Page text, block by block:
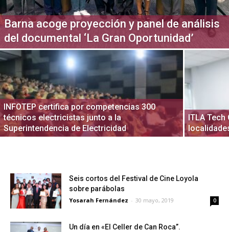
Barna acoge proyección y panel de análisis
del documental ‘La Gran Oportunidad’
INFOTEP certifica por competencias 300
técnicos electricistas junto a la
Superintendencia de Electricidad
ITLA Tech
Seis cortos del Festival de Cine Loyola
sobre parábolas
Yosarah Fernández - 30 mayo, 2019 0
Un día en «El Celler de Can Roca”.